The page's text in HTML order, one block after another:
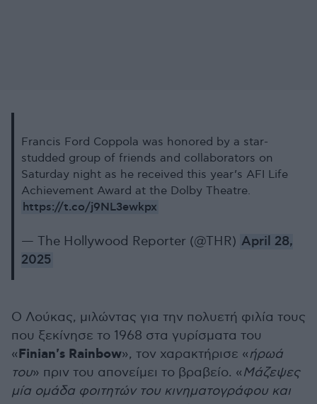
Francis Ford Coppola was honored by a star-
studded group of friends and collaborators on
Saturday night as he received this year’s AFI Life
Achievement Award at the Dolby Theatre.
https://t.co/j9NL3ewkpx
— The Hollywood Reporter (@THR) April 28,
2025
Ο Λούκας, μιλώντας για την πολυετή φιλία τους
που ξεκίνησε το 1968 στα γυρίσματα του
«Finian's Rainbow», τον χαρακτήρισε «ήρωά
του» πριν του απονείμει το βραβείο. «Μάζεψες
μία ομάδα φοιτητών του κινηματογράφου και